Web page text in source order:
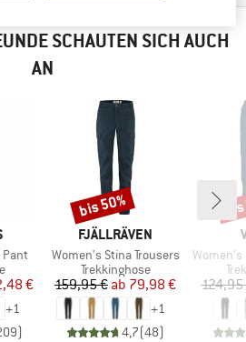
SCHAUTEN SICH AUCH
AN
Preis
€
+1
)
MARKE
FJÄLLRÄVEN
Artikel
Women's Stina Trousers
Produktgruppe
Trekkinghose
Preis
159,95 € reduzierter Preis
ab 79,98 €
+1
4,7(48)
Rabatt
bis 50%
Artikel
Women's Farley
124,95